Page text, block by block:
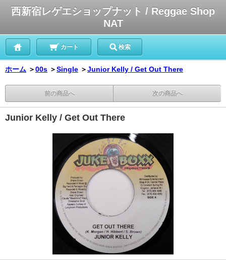
西新宿レゲエショップナット / Reggae Shop
NAT
カート 検索
ホーム ＞00s ＞Single ＞Junior Kelly / Get Out There
前の商品へ 次の商品へ
Junior Kelly / Get Out There